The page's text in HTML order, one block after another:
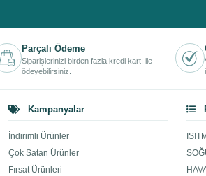
Parçalı Ödeme
Siparişlerinizi birden fazla kredi kartı ile
ödeyebilirsiniz.
Kampanyalar
İndirimli Ürünler
Çok Satan Ürünler
Fırsat Ürünleri